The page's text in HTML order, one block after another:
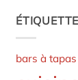
bars à tapas